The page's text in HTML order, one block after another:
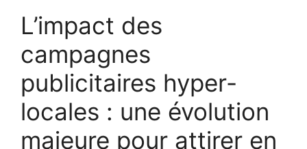
L’impact des
campagnes
publicitaires hyper-
locales : une évolution
majeure pour attirer en